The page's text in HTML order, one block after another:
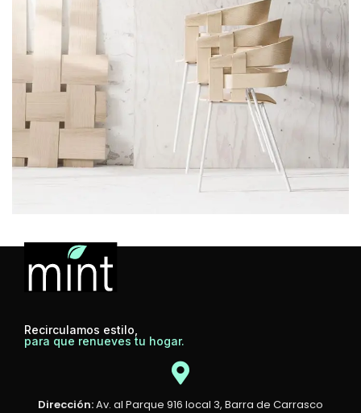
Accessories
Imperdiet mauris a nontin
Recirculamos estilo,
para que renueves tu hogar.
Dirección:Av. al Parque 916 local 3, Barra de Carrasco